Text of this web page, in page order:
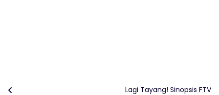
Lagi Tayang! Sinopsis FTV